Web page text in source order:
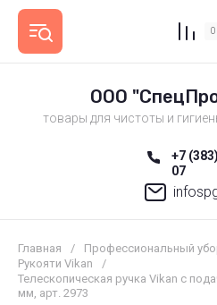
0
ООО
товары для чистоты и
+7
07
Главная / Профессиональный
Рукояти Vikan
/
Телескопическая ручка Vikan с
мм, арт. 2973